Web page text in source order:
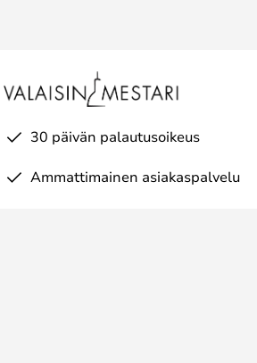
30 päivän palautusoikeus
Ammattimainen asiakaspalvelu